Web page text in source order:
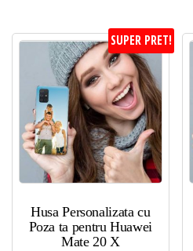
SUPER PRET!
Husa Personalizata cu
Poza ta pentru Huawei
Mate 20 X